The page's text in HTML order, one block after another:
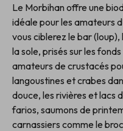
Le Morbihan offre une
idéale pour les amateurs
vous ciblerez le bar
la sole, prisés sur les
amateurs de crustacés
langoustines et crabes
douce, les rivières et
farios, saumons de
carnassiers comme le